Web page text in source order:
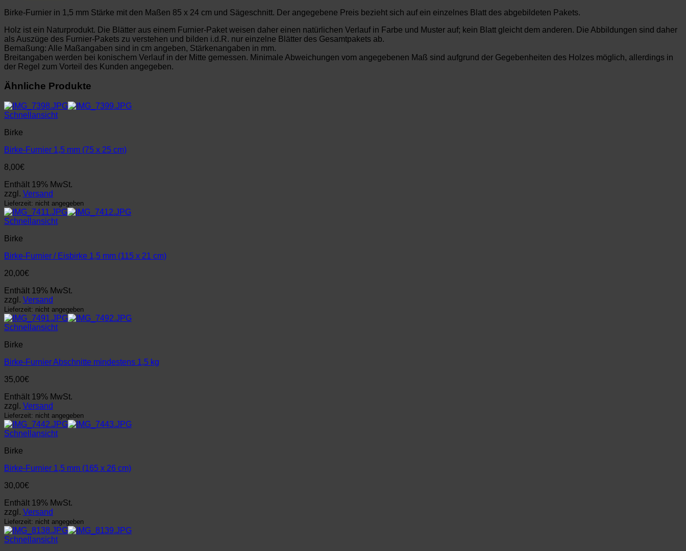
Birke-Furnier in 1,5 mm Stärke mit den Maßen 85 x 24 cm und Sägeschnitt. Der angegebene Preis bezieht sich auf ein einzelnes Blatt des abgebildeten Pakets.
Holz ist ein Naturprodukt. Die Blätter aus einem Furnier-Paket weisen daher einen natürlichen Verlauf in Farbe und Muster auf; kein Blatt gleicht dem anderen. Die Abbildungen sind daher
als Auszüge des Furnier-Pakets zu verstehen und bilden i.d.R. nur einzelne Blätter des Gesamtpakets ab.
Bemaßung: Alle Maßangaben sind in cm angeben, Stärkenangaben in mm.
Breitangaben werden bei konischem Verlauf in der Mitte gemessen. Minimale Abweichungen vom angegebenen Maß sind aufgrund der Gegebenheiten des Holzes möglich, allerdings in
der Regel zum Vorteil des Kunden angegeben.
Ähnliche Produkte
Schnellansicht
Birke
Birke-Furnier 1,5 mm (75 x 25 cm)
8,00€
Enthält 19% MwSt.
zzgl. Versand
Lieferzeit: nicht angegeben
Schnellansicht
Birke
Birke-Furnier / Eisbirke 1,5 mm (115 x 21 cm)
20,00€
Enthält 19% MwSt.
zzgl. Versand
Lieferzeit: nicht angegeben
Schnellansicht
Birke
Birke-Furnier Abschnitte mindestens 1,5 kg
35,00€
Enthält 19% MwSt.
zzgl. Versand
Lieferzeit: nicht angegeben
Schnellansicht
Birke
Birke-Furnier 1,5 mm (165 x 26 cm)
30,00€
Enthält 19% MwSt.
zzgl. Versand
Lieferzeit: nicht angegeben
Schnellansicht